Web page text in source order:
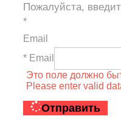
Пожалуйста,
*
Email
* Email
Это поле должно
Please enter valid
Отправить